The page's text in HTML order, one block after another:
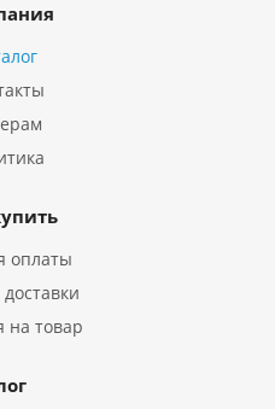
оплаты
на товар